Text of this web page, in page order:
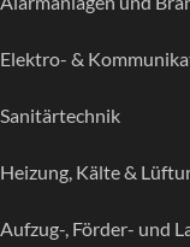
Elektro- &
Sanitärtechnik
Heizung, Kälte &
Aufzug-, Förder- und